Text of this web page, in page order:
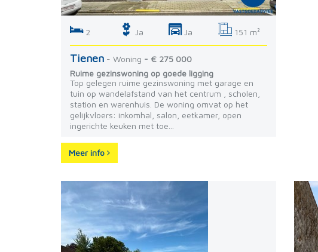
2 Ja Ja 151 m²
Tienen - Woning - € 275 000
Ruime gezinswoning op goede ligging
Top gelegen ruime gezinswoning met garage en
tuin op wandelafstand van het centrum , scholen,
station en warenhuis. De woning omvat op het
gelijkvloers: inkomhal, salon, eetkamer, open
ingerichte keuken met toe...
Meer info